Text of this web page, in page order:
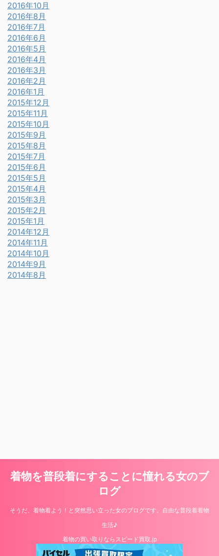
2016年10月
2016年8月
2016年7月
2016年6月
2016年5月
2016年4月
2016年3月
2016年2月
2016年1月
2015年12月
2015年11月
2015年10月
2015年9月
2015年8月
2015年7月
2015年6月
2015年5月
2015年4月
2015年3月
2015年2月
2015年1月
2014年12月
2014年11月
2014年10月
2014年9月
2014年8月
着物を普段着にすることに憧れる女のブ
ログ
そうだ、着物着よう！と突然思い立った女のブログです。自由な普段着着物
生活♪
着物の買い取りならスピード買取.jp